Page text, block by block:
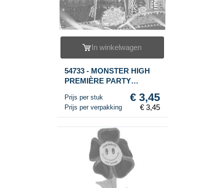
In winkelwagen
54733 - MONSTER HIGH
PREMIÈRE PARTY
Prijs per stuk € 3,45
Prijs per verpakking € 3,45